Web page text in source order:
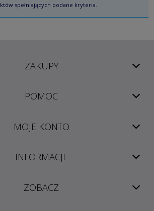
spełniających podane kryteria.
ZAKUPY
POMOC
MOJE KONTO
INFORMACJE
ZOBACZ